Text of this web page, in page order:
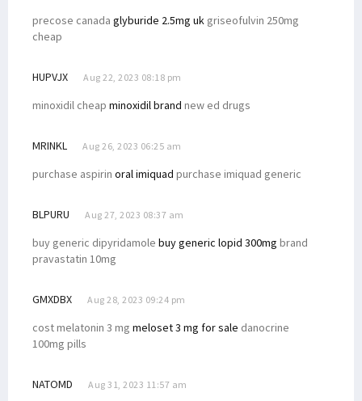
precose canada glyburide 2.5mg uk griseofulvin 250mg
cheap
HUPVJX Aug 22, 2023 08:18 pm
minoxidil cheap minoxidil brand new ed drugs
MRINKL Aug 26, 2023 06:25 am
purchase aspirin oral imiquad purchase imiquad generic
BLPURU Aug 27, 2023 08:37 am
buy generic dipyridamole buy generic lopid 300mg brand
pravastatin 10mg
GMXDBX Aug 28, 2023 09:24 pm
cost melatonin 3 mg meloset 3 mg for sale danocrine
100mg pills
NATOMD Aug 31, 2023 11:57 am